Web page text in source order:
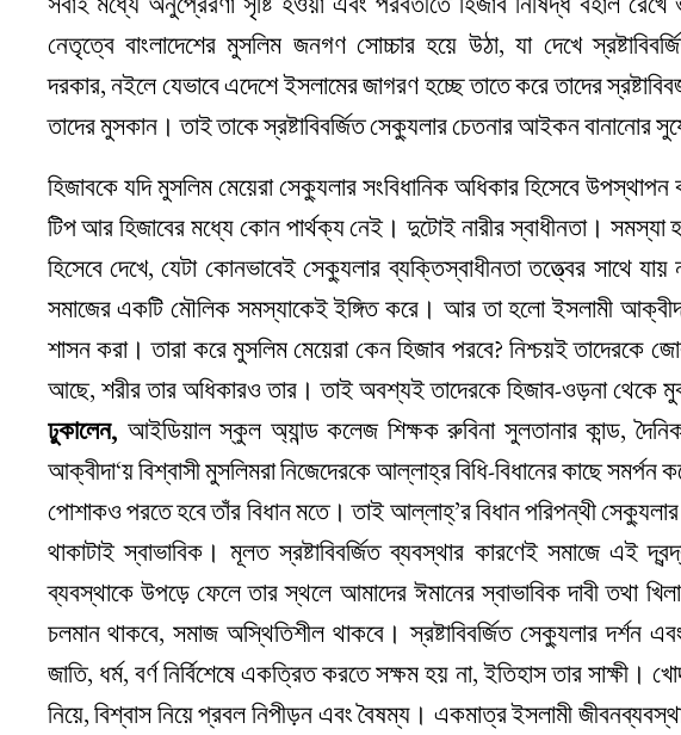
নেতৃত্বে বাংলাদেশের মুসলিম জনগণ সোচ্চার হয়ে উঠা, যা দেখে
দরকার, নইলে যেভাবে এদেশে ইসলামের জাগরণ হচ্ছে তাতে করে তাদের
তাদের মুসকান। তাই তাকে স্রষ্টাবিবর্জিত সেক্যুলার চেতনার আইকন বানানোর
হিজাবকে যদি মুসলিম মেয়েরা সেক্যুলার সংবিধানিক অধিকার হিসেবে
টিপ আর হিজাবের মধ্যে কোন পার্থক্য নেই। দুটোই নারীর স্বাধীনতা।
হিসেবে দেখে, যেটা কোনভাবেই সেক্যুলার ব্যক্তিস্বাধীনতা তত্ত্বের সাথে
সমাজের একটি মৌলিক সমস্যাকেই ইঙ্গিত করে। আর তা হলো ইসলামী আক্বীদায়
শাসন করা। তারা করে মুসলিম মেয়েরা কেন হিজাব পরবে? নিশ্চয়ই তাদেরকে
আছে, শরীর তার অধিকারও তার। তাই অবশ্যই তাদেরকে হিজাব-ওড়না থেকে
ঢুকালেন, আইডিয়াল স্কুল অ্যান্ড কলেজ শিক্ষক রুবিনা সুলতানার কান্ড,
আক্বীদা‘য় বিশ্বাসী মুসলিমরা নিজেদেরকে আল্লাহ্‌র বিধি-বিধানের কাছে
পোশাকও পরতে হবে তাঁর বিধান মতে। তাই আল্লাহ্‌’র বিধান পরিপন্থী
থাকাটাই স্বাভাবিক। মূলত স্রষ্টাবিবর্জিত ব্যবস্থার কারণেই সমাজে
ব্যবস্থাকে উপড়ে ফেলে তার স্থলে আমাদের ঈমানের স্বাভাবিক দাবী তথা
চলমান থাকবে, সমাজ অস্থিতিশীল থাকবে। স্রষ্টাবিবর্জিত সেক্যুলার দর্শন
জাতি, ধর্ম, বর্ণ নির্বিশেষে একত্রিত করতে সক্ষম হয় না, ইতিহাস তার সাক্ষী।
নিয়ে, বিশ্বাস নিয়ে প্রবল নিপীড়ন এবং বৈষম্য। একমাত্র ইসলামী